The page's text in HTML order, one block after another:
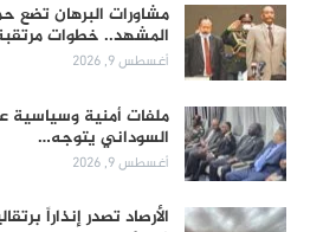
مشاورات البرهان
المشهد.. خطوات
أغسطس 9, 2026
ملفات أمنية وسياسية
السوداني يتوجه…
أغسطس 9, 2026
الأرصاد تصدر إنذاراً